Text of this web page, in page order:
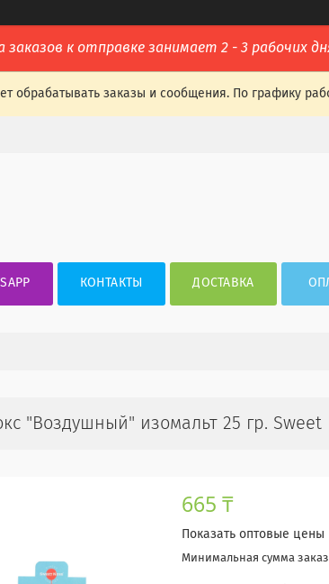
заказов к отправке занимает 2 - 3 рабочих
обрабатывать заказы и сообщения. По графику
КОНТАКТЫ ДОСТАВКА
"Воздушный" изомальт 25 гр. Sweet
665 ₸
Показать оптовые цены
Минимальная сумма